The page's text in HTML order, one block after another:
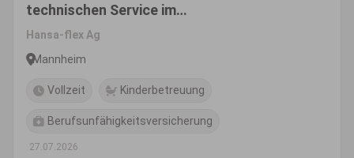
technischen Service im
Innendienst
Hansa-flex Ag
Mannheim
Vollzeit Kinderbetreuung
Berufsunfähigkeitsversicherung
27.07.2026